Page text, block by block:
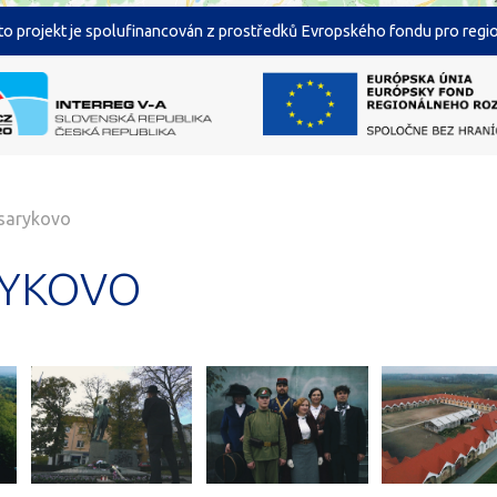
projekt je spolufinancován z prostředků Evropského fondu pro